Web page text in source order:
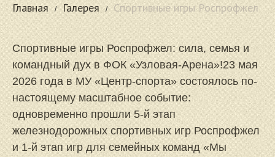
Главная Галерея Спортивные игры Роспрофжел
Спортивные игры Роспрофжел: сила, семья и
командный дух в ФОК «Узловая‑Арена»!23 мая
2026 года в МУ «Центр-спорта» состоялось по-
настоящему масштабное событие:
одновременно прошли 5‑й этап
железнодорожных спортивных игр Роспрофжел
и 1‑й этап игр для семейных команд «Мы